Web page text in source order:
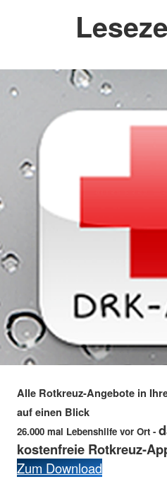
Alle Rotkreuz-Angebote in
auf einen Blick
26.000 mal Lebenshilfe vor Ort -
kostenfreie Rotkreuz-
Zum Download